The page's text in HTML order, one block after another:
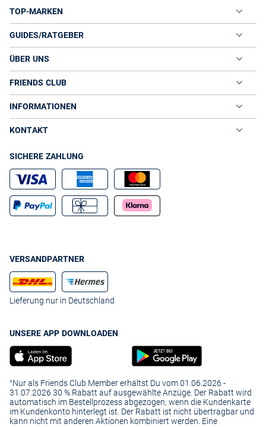
TOP-MARKEN
GUIDES/RATGEBER
ÜBER UNS
FRIENDS CLUB
INFORMATIONEN
KONTAKT
SICHERE ZAHLUNG
VERSANDPARTNER
Lieferung nur in Deutschland
UNSERE APP DOWNLOADEN
¹Nur als Friends Club Member erhältst Du vom 01.06.2026 -
31.07.2026 30 % Rabatt auf ausgewählte Anzüge. Der Rabatt wird
automatisch im Bestellprozess abgezogen, wenn die Kundenkarte
im Kundenkonto hinterlegt ist. Der Rabatt ist nicht übertragbar und
kann nicht mit anderen Aktionen kombiniert werden. Eine